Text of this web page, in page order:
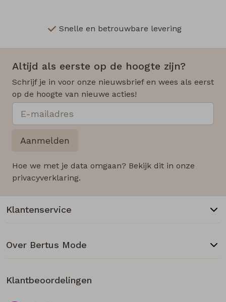
Snelle en betrouwbare levering
Altijd als eerste op de hoogte zijn?
Schrijf je in voor onze nieuwsbrief en wees als eerst
op de hoogte van nieuwe acties!
Aanmelden
Hoe we met je data omgaan? Bekijk dit in onze
privacyverklaring.
Klantenservice
Over Bertus Mode
Klantbeoordelingen